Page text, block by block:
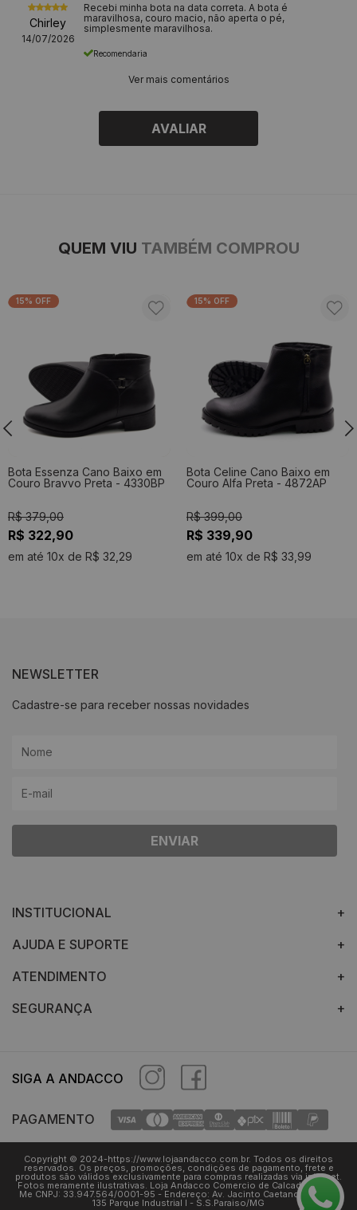
Chirley
14/07/2026
Recebi minha bota na data correta. A bota é
maravilhosa, couro macio, não aperta o pé,
simplesmente maravilhosa.
Recomendaria
Ver mais comentários
AVALIAR
QUEM VIU TAMBÉM COMPROU
15% OFF
Bota Essenza Cano Baixo em
Couro Bravvo Preta - 4330BP
R$ 379,00
R$ 322,90
em até 10x de R$ 32,29
15% OFF
Bota Celine Cano Baixo em
Couro Alfa Preta - 4872AP
R$ 399,00
R$ 339,90
em até 10x de R$ 33,99
NEWSLETTER
Cadastre-se para receber nossas novidades
ENVIAR
INSTITUCIONAL
AJUDA E SUPORTE
ATENDIMENTO
SEGURANÇA
SIGA A ANDACCO
PAGAMENTO
Copyright © 2024-https://www.lojaandacco.com.br. Todos os direitos
reservados. Os preços, promoções, condições de pagamento, frete e
produtos são válidos exclusivamente para compras realizadas via internet.
Fotos meramente ilustrativas. Loja Andacco Comercio de Calcados LTDA.
Me CNPJ: 33.947.564/0001-95 - Endereço: Av. Jacinto Caetano Pimenta,
135 Parque Industrial I - S.S.Paraiso/MG